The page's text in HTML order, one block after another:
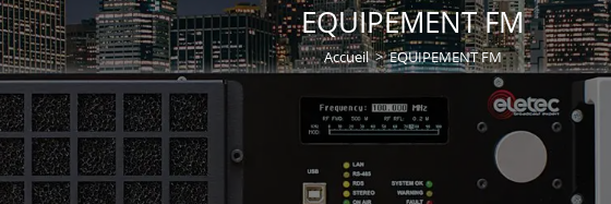
EQUIPEMENT FM
Accueil > EQUIPEMENT FM